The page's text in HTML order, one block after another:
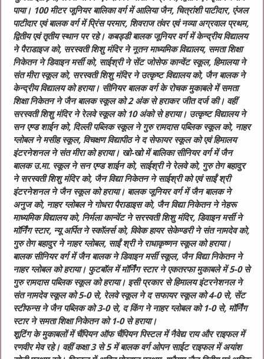
पाया। 100 मीटर जूनियर बालिका वर्ग में आलिया जैन, चित्रांशी पाटीदार, एंजल
पाटीदार एवं बालक वर्ग में प्रिंस परमार, शिवराज तंवर एवं नव्या अग्रवाल प्रथम,
द्वितीय एवं तृतीय स्थान पर रहे। कबड्डी बालक जूनियर वर्ग में केन्द्रीय विद्यालय
ने पैराडाइज को, सरस्वती शिशु मंदिर ने नूतन माध्यमिक विद्यालय, समता शिक्षा
निकेतन ने डिवाइन मर्सी को, साईश्री ने सेंट जोसेफ कान्वेंट स्कूल, हिमालया ने
संत मीरा स्कूल को, सरस्वती शिशु मंदिर ने उत्कृष्ट विद्यालय को, जैन बालक ने
केन्द्रीय विद्यालय को हराया। सीनियर बालक वर्ग के रोचक मुकाबले में समता
शिक्षा निकेतन ने जैन बालक स्कूल को 2 अंक से हराकर जीत दर्ज की। वहीं
सरस्वती शिशु मंदिर ने रेलवे स्कूल को 10 अंको से हराया। उत्कृष्ट विद्यालय ने
सन एण्ड शाईन को, दिल्ली पब्लिक स्कूल ने गुरु रामदास पब्लिक स्कूल को, नाहर
ग्लोबल ने मसीह स्कूल, विचक्षण विद्यापीठ ने द सेफायर स्कूल को एवं हिमालय
इंटरनेशनल ने संत मीरा को हराया। खो-खो में बालिका सीनियर वर्ग में जैन
बालक उ.मा. स्कूल ने सन एण्ड शाईन को, साईश्री ने रेलवे को, गुरु तेग बहादुर
ने सरस्वती शिशु मंदिर को, जैन विद्या निकेतन ने साईश्री को एवं साईं श्री
इंटरनेशनल ने जैन स्कूल को हराया। बालक जूनियर वर्ग में जैन बालक ने
अनुज को, नाहर ग्लोबल ने गोधरा पैराडाइस को, जैन विद्या निकेतन ने नेहरू
माध्यमिक विद्यालय को, निर्मला कान्वेंट ने सरस्वती शिशु मंदिर, डिवाइन मर्सी ने
मॉर्निंग स्टार, न्यू अर्पित ने स्कॉलर्स को, विवेक हायर सेकेण्डरी ने संत नामदेव को,
गुरु तेग बहादुर ने नाहर ग्लोबल, साईं श्री ने राधाकृष्णन स्कूल को हराया।
बालक सीनियर वर्ग में जैन बालक ने डिवाइन मर्सी स्कूल, जैन विद्या निकेतन ने
नाहर ग्लोबल को हराया। फुटबॉल में मॉर्निंग स्टार ने एकतरफा मुकाबले में 5-0 से
गुरु रामदास पब्लिक स्कूल को हराया। इसी प्रकार से हिमालय इंटरनेशनल ने
संत नामदेव स्कूल को 5-0 से, रेलवे स्कूल ने द सफायर स्कूल को 4-0 से, सेंट
स्टीफन्स ने जैन पब्लिक को 3-0 से, द किंग ने नाहर ग्लोबल को 1-0 से, मॉर्निंग
स्टार ने समता शिक्षा निकेतन को 1-0 से हराया।
शूटिंग के मुकाबलों में चैंपियन ऑफ चैंपियन पिस्टल में नैवेद्य राय और राइफल में
रणवीर मेव रहे। वहीं कक्षा 3 से 5 में बालक वर्ग ओपन साईट राइफल में अयांश